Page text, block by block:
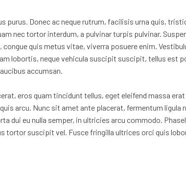
purus. Donec ac neque rutrum, facilisis urna quis,
nec tortor interdum, a pulvinar turpis pulvinar.
quis metus vitae, viverra posuere enim.
lobortis, neque vehicula suscipit suscipit, tellus est
accumsan.
eros quam tincidunt tellus, eget eleifend massa
arcu. Nunc sit amet ante placerat, fermentum ligula
dui eu nulla semper, in ultricies arcu commodo.
tortor suscipit vel. Fusce fringilla ultrices orci quis